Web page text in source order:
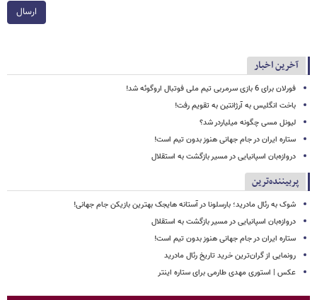
ارسال
آخرین اخبار
فورلان برای 6 بازی سرمربی تیم ملی فوتبال اروگوئه شد!
باخت انگلیس به آرژانتین به تقویم رفت!
لیونل مسی چگونه میلیاردر شد؟
ستاره ایران در جام جهانی هنوز بدون تیم است!
دروازه‌بان اسپانیایی در مسیر بازگشت به استقلال
پربیننده‌ترین
شوک به رئال مادرید؛ بارسلونا در آستانه هایجک بهترین بازیکن جام جهانی!
دروازه‌بان اسپانیایی در مسیر بازگشت به استقلال
ستاره ایران در جام جهانی هنوز بدون تیم است!
رونمایی از گران‌ترین خرید تاریخ رئال مادرید
عکس | استوری مهدی طارمی برای ستاره اینتر